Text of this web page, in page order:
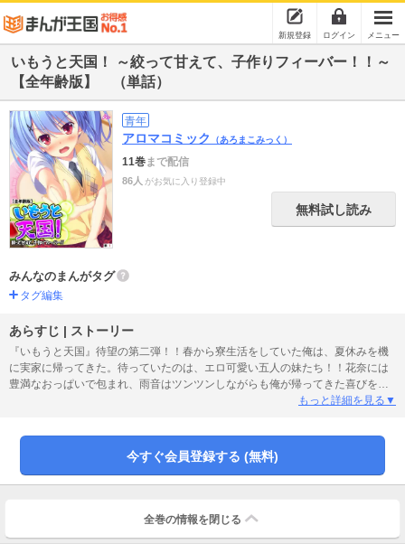
新規登録 ログイン メニュー
いもうと天国！ ～絞って甘えて、子作りフィーバー！！～
【全年齢版】 （単話）
青年
アロマコミック （あろまこみっく）
11巻まで配信
86人 がお気に入り登録中
無料試し読み
みんなのまんがタグ
タグ編集
あらすじ | ストーリー
『いもうと天国』待望の第二弾！！春から寮生活をしていた俺は、夏休みを機
に実家に帰ってきた。待っていたのは、エロ可愛い五人の妹たち！！花奈には
豊満なおっぱいで包まれ、雨音はツンツンしながらも俺が帰ってきた喜びを隠
さない。雪花はガチで誘惑してくるし、紅葉は反応満たさに迫ってくる。そし
長期出張に出てしまった！！それを聞いた妹たちは、俺がいなかった寂しさも
相まって暴走し始める！毎日甘えて絞られて。俺の夏休みは妹たちとの子作り
もっと詳細を見る▼
今すぐ会員登録する (無料)
全巻の情報を 閉じる